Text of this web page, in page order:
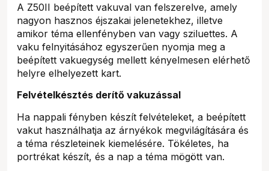
A Z50II beépített vakuval van felszerelve, amely
nagyon hasznos éjszakai jelenetekhez, illetve
amikor téma ellenfényben van vagy sziluettes. A
vaku felnyitásához egyszerűen nyomja meg a
beépített vakuegység mellett kényelmesen elérhető
helyre elhelyezett kart.
Felvételkésztés derítő vakuzással
Ha nappali fényben készít felvételeket, a beépített
vakut használhatja az árnyékok megvilágítására és
a téma részleteinek kiemelésére. Tökéletes, ha
portrékat készít, és a nap a téma mögött van.